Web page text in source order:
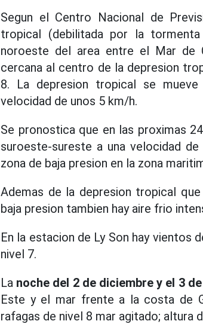
Segun el Centro Nacional de
tropical (debilitada por la
noroeste del area entre el Mar de
cercana al centro de la depresion
8. La depresion tropical se
velocidad de unos 5 km/h.
Se pronostica que en las proximas
suroeste-sureste a una velocidad
zona de baja presion en la zona
Ademas de la depresion tropical
baja presion tambien hay aire frio
En la estacion de Ly Son hay vientos
nivel 7.
La noche del 2 de diciembre y el 3
Este y el mar frente a la costa de
rafagas de nivel 8 mar agitado; altura